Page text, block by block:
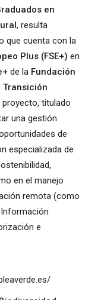
en
, resulta
que cuenta con la
Plus (FSE+) en
de la Fundación
Transición
proyecto, titulado
una gestión
de
especializada de
en el manejo
remota (como
e